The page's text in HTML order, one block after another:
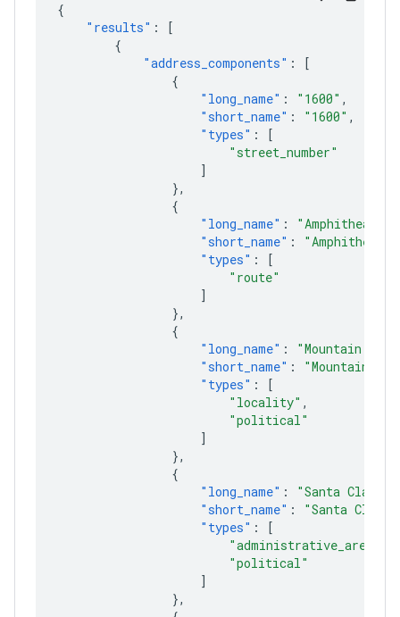
{
"results" :
[
{
"address_components" :
[
{
"long_name" : "1600" ,
"short_name" : "1600" ,
"types" :
[
"street_number"
]
},
{
"long_name" :
"Amphitheatre
"short_name" :
"types" :
[
"route"
]
},
{
"long_name" :
"Mountain
"short_name" :
"Mountain
"types" :
[
"locality" ,
"political"
]
},
{
"long_name" :
"Santa Clara
"short_name" :
"Santa Clara
"types" :
[
"political"
]
},